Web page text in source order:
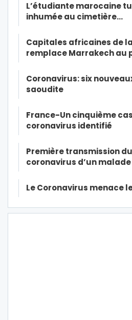
L’étudiante marocaine
inhumée au cimetière…
Capitales africaines de
remplace Marrakech au
Coronavirus: six
saoudite
France-Un cinquième
coronavirus identifié
Première transmission
coronavirus d’un
Le Coronavirus menace